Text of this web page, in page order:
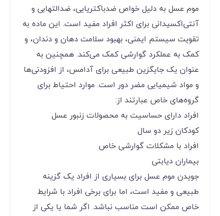
موم عسل به دلیل خواص ضدباکتریایی، ضدالتهابی و
آنتی‌اکسیدانی برای اکثر افراد مفید است. این ماده به
تقویت سیستم ایمنی، بهبود سلامت دهان و دندان، و
کمک به عملکرد گوارشی کمک می‌کند. همچنین به
عنوان یک جایگزین طبیعی برای آدامس، از افزودنی‌ها
و مواد شیمیایی مضر دور است. موارد احتیاط برای
گروه‌های خاص عبارتند از:
افراد دارای حساسیت به محصولات زنبور عسل
کودکان زیر دو سال
افراد با مشکلات گوارشی خاص
بیماران دیابتی
جویدن موم عسل برای بسیاری از افراد یک گزینه
طبیعی و مفید است، اما برای برخی افراد با شرایط
خاص ممکن است مناسب نباشد. اگر شما یا یکی از